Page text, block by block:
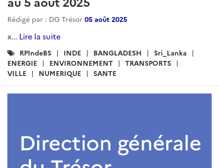
Rédigé par : DG Trésor 05 août 2025
x... Lire la suite
Catégories
:
RPIndeBS INDE BANGLADESH
Sri_Lanka
ENERGIE
ENVIRONNEMENT
TRANSPORTS
VILLE
NUMERIQUE SANTE